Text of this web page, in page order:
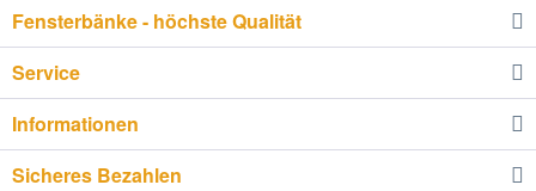
Fensterbänke - höchste Qualität
Service
Informationen
Sicheres Bezahlen